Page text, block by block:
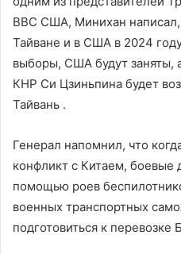
ВВС США, Минихан написал,
Тайване и в США в 2024
выборы, США будут заняты,
КНР Си Цзиньпина будет
Тайвань .
Генерал напомнил, что
конфликт с Китаем, боевые
помощью роев
военных транспортных
подготовиться к перевозке